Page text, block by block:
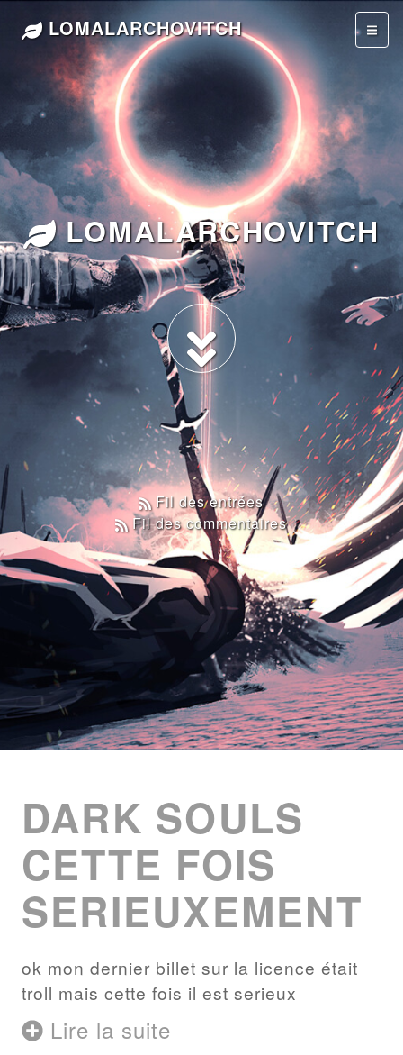
LOMALARCHOVITCH
LOMALARCHOVITCH
Fil des entrées
Fil des commentaires
DARK SOULS
CETTE FOIS
SERIEUXEMENT
ok mon dernier billet sur la licence était
troll mais cette fois il est serieux
Lire la suite